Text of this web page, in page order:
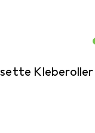
Kleberoller